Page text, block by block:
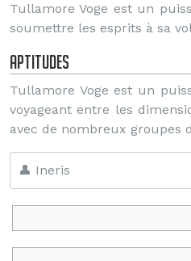
Tullamore Voge est un
soumettre les esprits à sa
Aptitudes
Tullamore Voge est un
voyageant entre les
avec de nombreux groupes
👤 Ineris